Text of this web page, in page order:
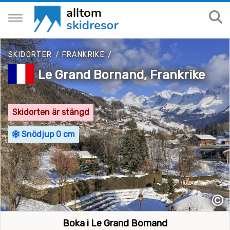
SKIDORTER /FRANKRIKE/
Le Grand Bornand, Frankrike
Skidorten är stängd
Snödjup 0 cm
©
Boka i Le Grand Bornand